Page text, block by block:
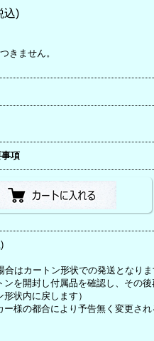
込)
きません。
項
合はカートン形状での発送となりま
ンを開封し付属品を確認し、その後
状内に戻します）
ー様の都合により予告無く変更さ